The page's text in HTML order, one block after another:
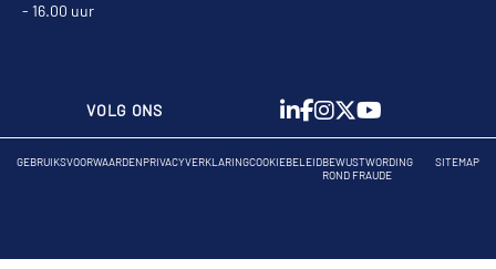
- 16.00 uur
VOLG ONS
GEBRUIKSVOORWAARDENPRIVACYVERKLARINGCOOKIEBELEIDBEWUSTWORDING
ROND FRAUDE
SITEMAP